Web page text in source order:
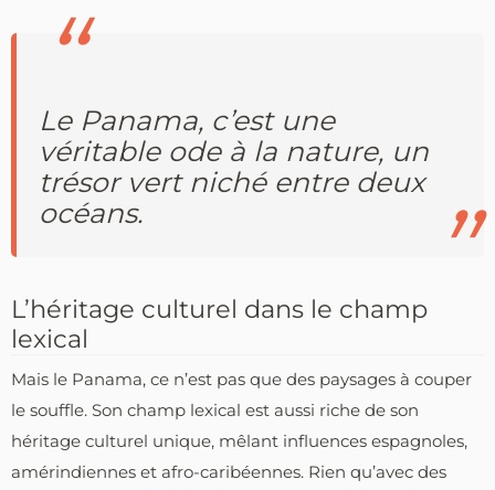
Le Panama, c’est une
véritable ode à la nature, un
trésor vert niché entre deux
océans.
L’héritage culturel dans le champ
lexical
Mais le Panama, ce n’est pas que des paysages à couper
le souffle. Son champ lexical est aussi riche de son
héritage culturel unique, mêlant influences espagnoles,
amérindiennes et afro-caribéennes. Rien qu’avec des